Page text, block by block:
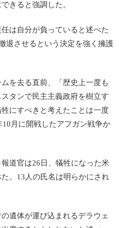
きると強調した。
は自分が負っていると述べた
退させるという決定を強く擁護
を去る直前、「歴史上一度も
タンで民主主義政府を樹立す
にすべきと考えたことは一度
月に開戦したアフガン戦争か
道官は26日、犠牲になった米
。13人の氏名は明らかにされ
遺体が運び込まれるデラウェ